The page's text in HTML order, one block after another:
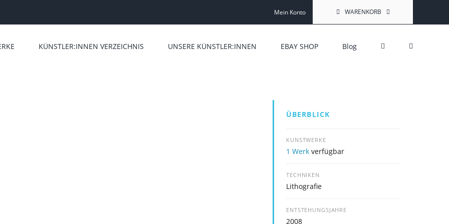
Mein Konto WARENKORB
KÜNSTLER:INNEN VERZEICHNIS UNSERE KÜNSTLER:INNEN EBAY SHOP Blog
ÜBERBLICK
KUNSTWERKE
1 Werk verfügbar
TECHNIKEN
Lithografie
ENTSTEHUNGSJAHRE
2008